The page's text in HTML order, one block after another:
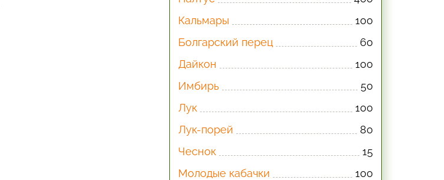
Кальмары
100
Болгарский перец
60
Дайкон
100
Имбирь
50
Лук
100
Лук-порей
80
Чеснок
15
Молодые кабачки
100